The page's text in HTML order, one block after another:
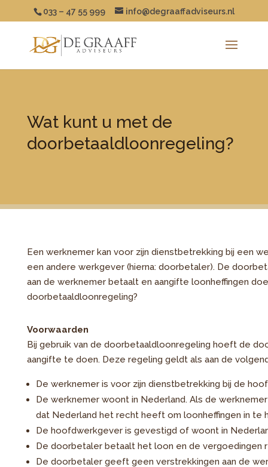
033 – 47 55 999 info@degraaffadviseurs.nl
Wat kunt u met de
doorbetaaldloonregeling?
Een werknemer kan voor zijn dienstbetrekking bij een
een andere werkgever (hierna: doorbetaler). De
aan de werknemer betaalt en aangifte loonheffingen
doorbetaaldloonregeling?
Voorwaarden
Bij gebruik van de doorbetaaldloonregeling hoeft de
aangifte te doen. Deze regeling geldt als aan de
De werknemer is voor zijn dienstbetrekking bij de
De werknemer woont in Nederland. Als de
dat Nederland het recht heeft om loonheffingen in te
De hoofdwerkgever is gevestigd of woont in
De doorbetaler betaalt het loon en de vergoedingen
De doorbetaler geeft geen verstrekkingen aan de